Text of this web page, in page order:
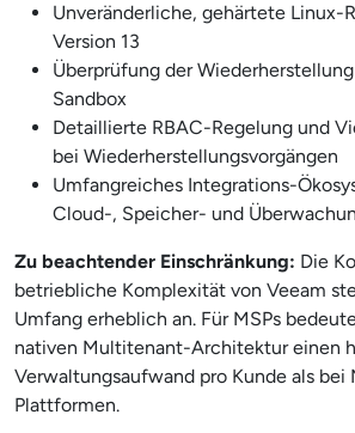
Unveränderliche, gehärtete Linux-
Version 13
Überprüfung der
Sandbox
Detaillierte RBAC-Regelung und
bei Wiederherstellungsvorgängen
Umfangreiches Integrations-
Cloud-, Speicher- und
Zu beachtender Einschränkung: Die
betriebliche Komplexität von Veeam
Umfang erheblich an. Für MSPs
nativen Multitenant-Architektur einen
Verwaltungsaufwand pro Kunde als bei
Plattformen.